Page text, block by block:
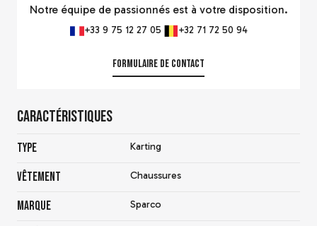
Notre équipe de passionnés est à votre disposition.
+33 9 75 12 27 05 +32 71 72 50 94
Formulaire de contact
Caractéristiques
Type Karting
Vêtement Chaussures
Marque Sparco